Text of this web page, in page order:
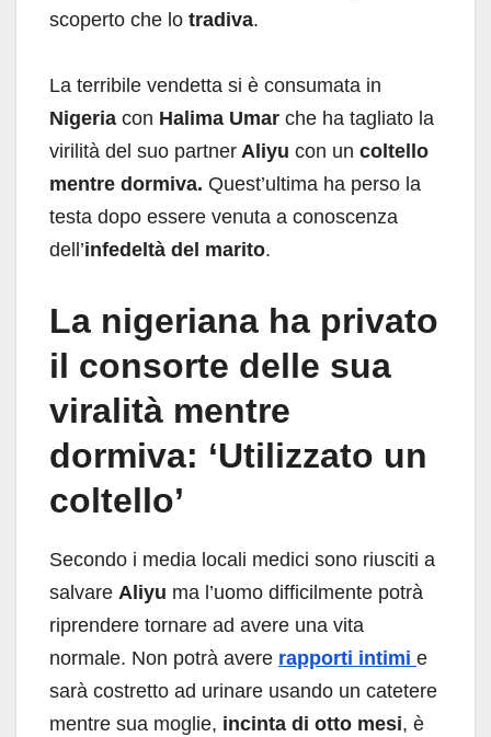
scoperto che lo tradiva.
La terribile vendetta si è consumata in
Nigeria con Halima Umar che ha tagliato la
virilità del suo partner Aliyu con un coltello
mentre dormiva. Quest’ultima ha perso la
testa dopo essere venuta a conoscenza
dell’infedeltà del marito.
La nigeriana ha privato
il consorte delle sua
viralità mentre
dormiva: ‘Utilizzato un
coltello’
Secondo i media locali medici sono riusciti a
salvare Aliyu ma l’uomo difficilmente potrà
riprendere tornare ad avere una vita
normale. Non potrà avere rapporti intimi e
sarà costretto ad urinare usando un catetere
mentre sua moglie, incinta di otto mesi, è